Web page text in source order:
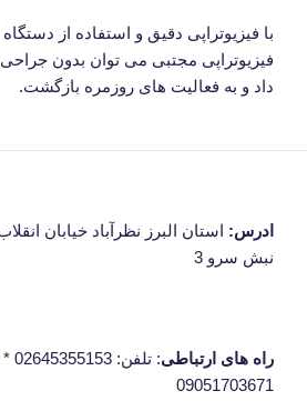
با فیزیوتراپی دقیق و استفاده از
فیزیوتراپی مجتبی می توان بدون
داد و به فعالیت های روزمره بازگشت.
ادرس: استان البرز نظرآباد خیابان
نبش سرو 3
راه های ارتباطی
09051703671